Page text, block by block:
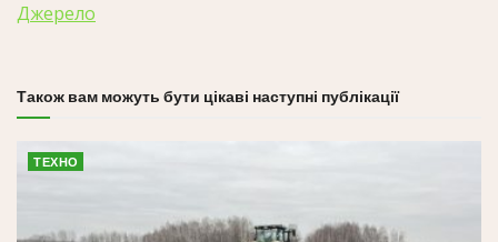
Джерело
Також вам можуть бути цікаві наступні публікації
ТЕХНО